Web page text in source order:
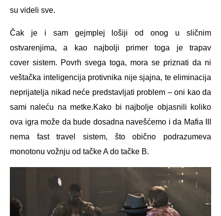
su videli sve.
Čak je i sam gejmplej lošiji od onog u sličnim
ostvarenjima, a kao najbolji primer toga je trapav
cover sistem. Povrh svega toga, mora se priznati da ni
veštačka inteligencija protivnika nije sjajna, te eliminacija
neprijatelja nikad neće predstavljati problem – oni kao da
sami naleću na metke.Kako bi najbolje objasnili koliko
ova igra može da bude dosadna navešćemo i da Mafia III
nema fast travel sistem, što obično podrazumeva
monotonu vožnju od tačke A do tačke B.